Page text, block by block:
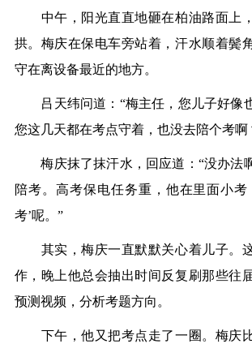
中午，阳光直直地砸在柏油路面上
拱。梅庆在保电车旁站着，汗水顺着鬓
守在离设备最近的地方。
吕天纬问道：“梅主任，您儿子好像
您这几天都在考点守着，也没去陪个考啊
梅庆抹了抹汗水，回应道：“没办法
陪考。高考保电任务重，他在里面小考
考’呢。”
其实，梅庆一直默默关心着儿子。
作，晚上他总会抽出时间反复刷那些往
预测视频，分析考题方向。
下午，他又把考点走了一圈。梅庆